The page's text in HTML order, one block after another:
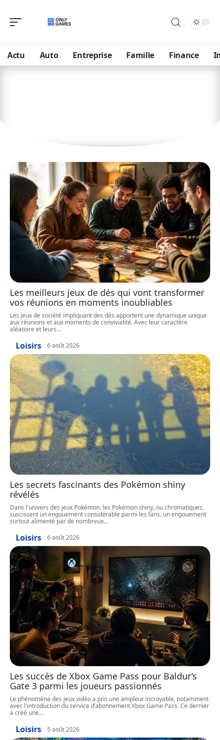
Actu Auto Entreprise Famille Finance
Les meilleurs jeux de dés qui vont transformer
vos réunions en moments inoubliables
Les jeux de société impliquant des dés apportent une dynamique unique
aux réunions et aux moments de convivialité. Avec leur caractère
aléatoire et leurs…
Loisirs 6 août 2026
Les secrets fascinants des Pokémon shiny
révélés
Dans l'univers des jeux Pokémon, les Pokémon shiny, ou chromatiques,
suscissent un engouement considérable parmi les fans, un engouement
surtout alimenté par de nombreux…
Loisirs 6 août 2026
Les succès de Xbox Game Pass pour Baldur’s
Gate 3 parmi les joueurs passionnés
Le phénomène des jeux vidéo a pris une ampleur incroyable, notamment
avec l'introduction du service d’abonnement Xbox Game Pass. Ce dernier
a créé une…
Loisirs 5 août 2026